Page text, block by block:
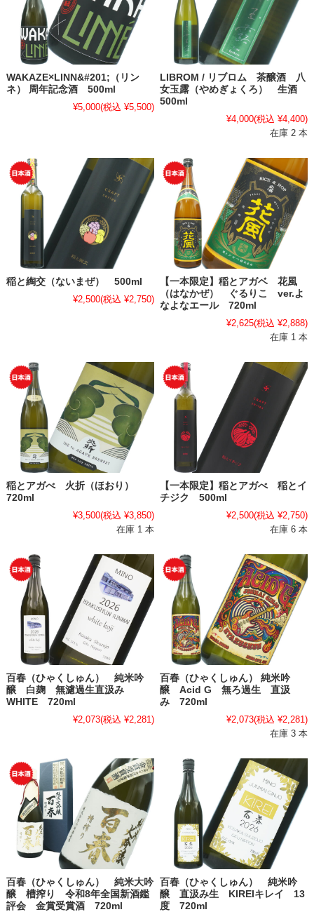
WAKAZE×LINN&#201;（リン
ネ） 周年記念酒 500ml
¥5,000(税込 ¥5,500)
LIBROM / リブロム 茶醸酒 八
女玉露（やめぎょくろ） 生酒
500ml
¥4,000(税込 ¥4,400)
在庫 2 本
稲と綯交（ないまぜ） 500ml
¥2,500(税込 ¥2,750)
【一本限定】稲とアガベ 花風
（はなかぜ） ぐるりこ ver.よ
なよなエール 720ml
¥2,625(税込 ¥2,888)
在庫 1 本
稲とアガべ 火折（ほおり）
720ml
¥3,500(税込 ¥3,850)
在庫 1 本
【一本限定】稲とアガべ 稲とイ
チジク 500ml
¥2,500(税込 ¥2,750)
在庫 6 本
百春（ひゃくしゅん） 純米吟
醸 白麹 無濾過生直汲み
WHITE 720ml
¥2,073(税込 ¥2,281)
百春（ひゃくしゅん） 純米吟
醸 Acid G 無ろ過生 直汲
み 720ml
¥2,073(税込 ¥2,281)
在庫 3 本
百春（ひゃくしゅん） 純米大吟
醸 槽搾り 令和8年全国新酒鑑
評会 金賞受賞酒 720ml
百春（ひゃくしゅん） 純米吟
醸 直汲み生 KIREIキレイ 13
度 720ml